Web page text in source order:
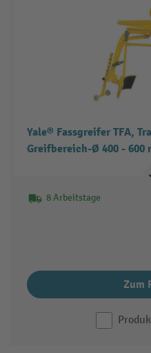
Yale® Fassgreifer TFA,
Greifbereich-Ø 400 - 600
8 Arbeitstage
Zum